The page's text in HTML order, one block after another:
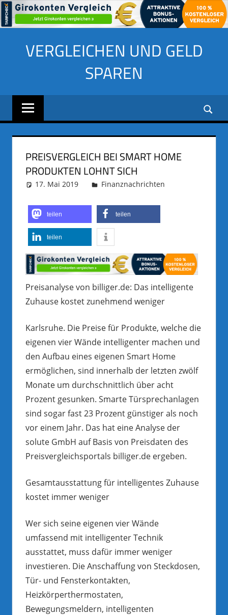
VERGLEICHEN UND GELD
SPAREN
PREISVERGLEICH BEI SMART HOME
PRODUKTEN LOHNT SICH
17. Mai 2019 adminus
Finanznachrichten
teilen teilen
teilen
Preisanalyse von billiger.de: Das intelligente
Zuhause kostet zunehmend weniger
Karlsruhe. Die Preise für Produkte, welche die
eigenen vier Wände intelligenter machen und
den Aufbau eines eigenen Smart Home
ermöglichen, sind innerhalb der letzten zwölf
Monate um durchschnittlich über acht
Prozent gesunken. Smarte Türsprechanlagen
sind sogar fast 23 Prozent günstiger als noch
vor einem Jahr. Das hat eine Analyse der
solute GmbH auf Basis von Preisdaten des
Preisvergleichsportals billiger.de ergeben.
Gesamtausstattung für intelligentes Zuhause
kostet immer weniger
Wer sich seine eigenen vier Wände
umfassend mit intelligenter Technik
ausstattet, muss dafür immer weniger
investieren. Die Anschaffung von Steckdosen,
Tür- und Fensterkontakten,
Heizkörperthermostaten,
Bewegungsmeldern, intelligenten